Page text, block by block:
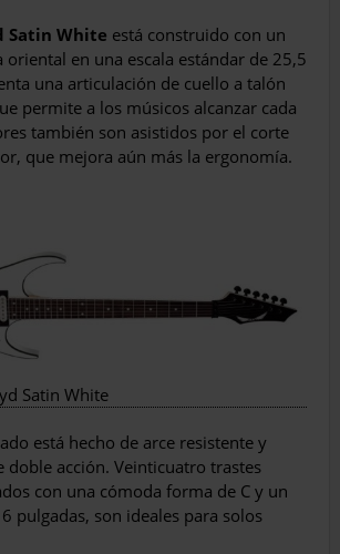
Satin White está construido con un
oriental en una escala estándar de 25,5
una articulación de cuello a talón
permite a los músicos alcanzar cada
también son asistidos por el corte
que mejora aún más la ergonomía.
Satin White
está hecho de arce resistente y
doble acción. Veinticuatro trastes
con una cómoda forma de C y un
pulgadas, son ideales para solos